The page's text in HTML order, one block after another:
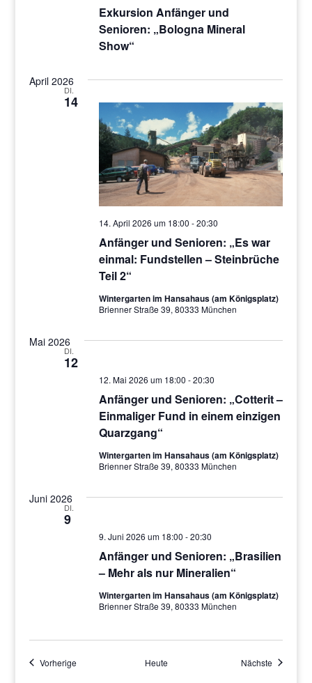
Exkursion Anfänger und
Senioren: „Bologna Mineral
Show“
April 2026
DI.
14
Anfänger und Senioren: „Es war
einmal: Fundstellen – Steinbrüche
Teil 2“
14. April 2026 um 18:00 -20:30
Wintergarten im Hansahaus (am Königsplatz)
Brienner Straße 39, 80333 München
Mai 2026
DI.
12
Anfänger und Senioren: „Cotterit –
Einmaliger Fund in einem einzigen
Quarzgang“
12. Mai 2026 um 18:00 -20:30
Wintergarten im Hansahaus (am Königsplatz)
Brienner Straße 39, 80333 München
Juni 2026
DI.
9
Anfänger und Senioren: „Brasilien
– Mehr als nur Mineralien“
9. Juni 2026 um 18:00 -20:30
Wintergarten im Hansahaus (am Königsplatz)
Brienner Straße 39, 80333 München
VorherigeVeranstaltungen Heute Nächste